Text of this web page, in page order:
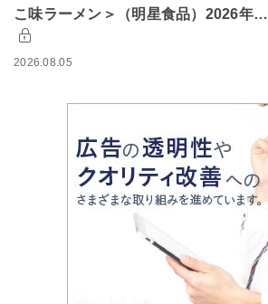
こ味ラーメン＞（明星食品）2026年…
2026.08.05